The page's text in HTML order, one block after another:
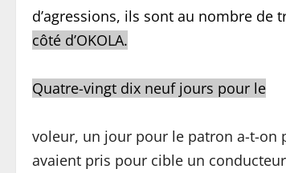
d’agressions, ils sont au nombre de
côté d’OKOLA.
Quatre-vingt dix neuf jours pour le
voleur, un jour pour le patron a-t-on
avaient pris pour cible un